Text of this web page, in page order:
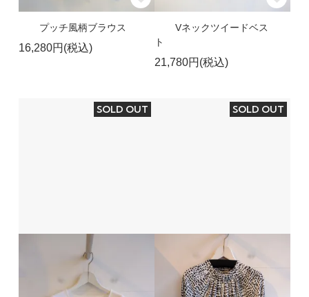
プッチ風柄ブラウス
16,280円(税込)
Vネックツイードベス
ト
21,780円(税込)
SOLD OUT SOLD OUT